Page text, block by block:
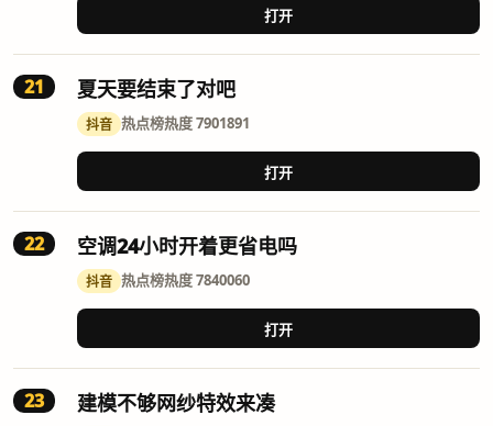
打开
21 夏天要结束了对吧
抖音 热点榜热度 7901891
打开
22 空调24小时开着更省电吗
抖音 热点榜热度 7840060
打开
23 建模不够网纱特效来凑